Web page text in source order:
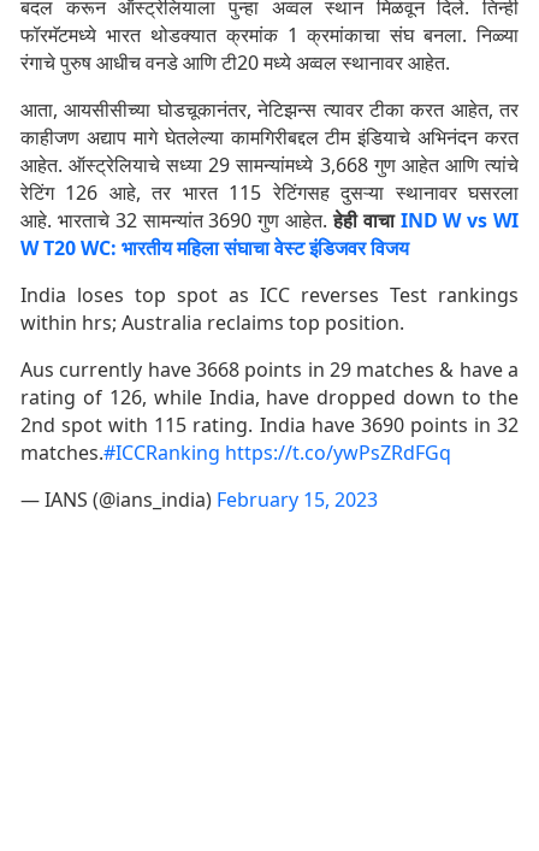
बदल करून ऑस्ट्रेलियाला पुन्हा अव्वल स्थान मिळवून दिले. तिन्ही
फॉरमॅटमध्ये भारत थोडक्यात क्रमांक 1 क्रमांकाचा संघ बनला. निळ्या
रंगाचे पुरुष आधीच वनडे आणि टी20 मध्ये अव्वल स्थानावर आहेत.
आता, आयसीसीच्या घोडचूकानंतर, नेटिझन्स त्यावर टीका करत आहेत, तर
काहीजण अद्याप मागे घेतलेल्या कामगिरीबद्दल टीम इंडियाचे अभिनंदन करत
आहेत. ऑस्ट्रेलियाचे सध्या 29 सामन्यांमध्ये 3,668 गुण आहेत आणि त्यांचे
रेटिंग 126 आहे, तर भारत 115 रेटिंगसह दुसऱ्या स्थानावर घसरला
आहे. भारताचे 32 सामन्यांत 3690 गुण आहेत.हेही वाचाIND W vs WI
W T20 WC: भारतीय महिला संघाचा वेस्ट इंडिजवर विजय
India loses top spot as ICC reverses Test rankings
within hrs; Australia reclaims top position.
Aus currently have 3668 points in 29 matches & have a
rating of 126, while India, have dropped down to the
2nd spot with 115 rating. India have 3690 points in 32
matches.#ICCRanking https://t.co/ywPsZRdFGq
— IANS (@ians_india) February 15, 2023